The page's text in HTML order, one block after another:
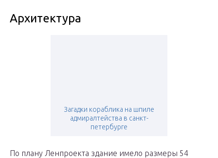
Архитектура
Загадки кораблика на шпиле
адмиралтейства в санкт-
петербурге
По плану Ленпроекта здание имело размеры 54